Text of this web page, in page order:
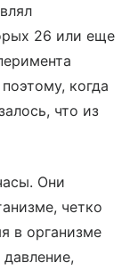
26 или еще
когда
что из
Они
четко
в организме